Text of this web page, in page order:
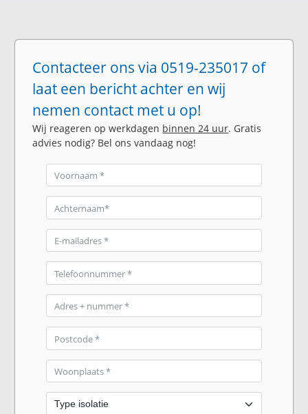
Contacteer ons via 0519-235017 of
laat een bericht achter en wij
nemen contact met u op!
Wij reageren op werkdagen binnen 24 uur. Gratis
advies nodig? Bel ons vandaag nog!